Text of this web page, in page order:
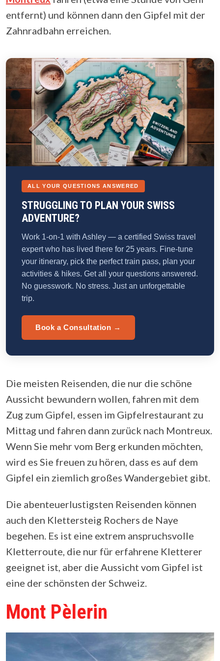
entfernt) und können dann den Gipfel mit der
Zahnradbahn erreichen.
ALL YOUR QUESTIONS ANSWERED
STRUGGLING TO PLAN YOUR SWISS
ADVENTURE?
Work 1-on-1 with Ashley — a certified Swiss travel
expert who has lived there for 25 years. Fine-tune
your itinerary, pick the perfect train pass, plan your
activities & hikes. Get all your questions answered.
No guesswork. No stress. Just an unforgettable
trip.
Book a Consultation →
Die meisten Reisenden, die nur die schöne
Aussicht bewundern wollen, fahren mit dem
Zug zum Gipfel, essen im Gipfelrestaurant zu
Mittag und fahren dann zurück nach Montreux.
Wenn Sie mehr vom Berg erkunden möchten,
wird es Sie freuen zu hören, dass es auf dem
Gipfel ein ziemlich großes Wandergebiet gibt.
Die abenteuerlustigsten Reisenden können
auch den Klettersteig Rochers de Naye
begehen. Es ist eine extrem anspruchsvolle
Kletterroute, die nur für erfahrene Kletterer
geeignet ist, aber die Aussicht vom Gipfel ist
eine der schönsten der Schweiz.
Mont Pèlerin